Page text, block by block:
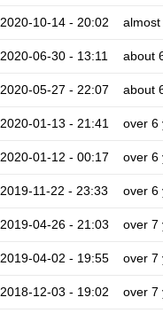
2020-10-14 - 20:02
2020-06-30 - 13:11 about
2020-05-27 - 22:07 about
2020-01-13 - 21:41 over 6
2020-01-12 - 00:17 over 6
2019-11-22 - 23:33 over 6
2019-04-26 - 21:03 over 7
2019-04-02 - 19:55 over 7
2018-12-03 - 19:02 over 7